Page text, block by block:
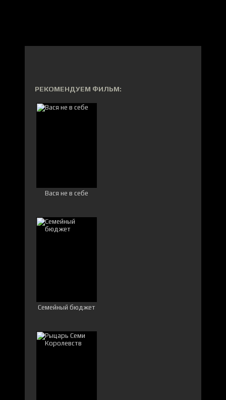
РЕКОМЕНДУЕМ ФИЛЬМ:
Вася не в себе
Семейный бюджет